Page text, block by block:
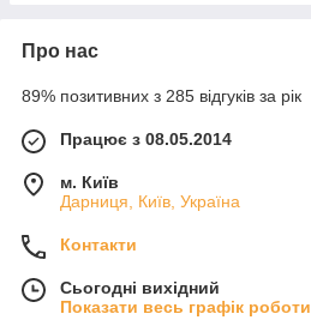
Про нас
89% позитивних з 285 відгуків за рік
Працює з 08.05.2014
м. Київ
Дарниця, Київ, Україна
Контакти
Сьогодні вихідний
Показати весь графік роботи